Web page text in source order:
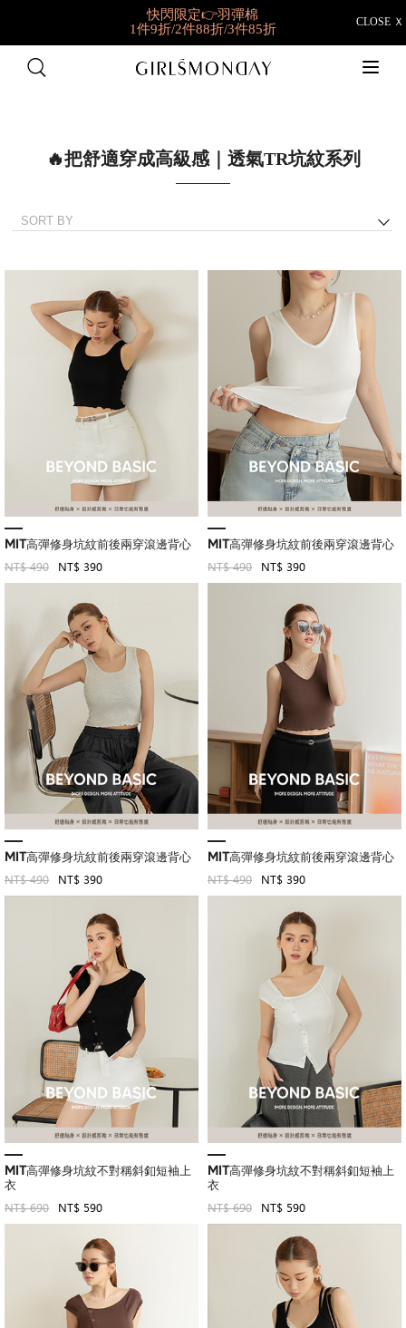
CLOSE Ｘ
快閃限定👉羽彈棉
1件9折/2件88折/3件85折
好穿到想包色
BRATOP任選2件NT698
🔥把舒適穿成高級感｜透氣TR坑紋系列
MIT高彈修身坑紋前後兩穿滾邊背心
NT$ 490 NT$ 390
MIT高彈修身坑紋前後兩穿滾邊背心
NT$ 490 NT$ 390
MIT高彈修身坑紋前後兩穿滾邊背心
NT$ 490 NT$ 390
MIT高彈修身坑紋前後兩穿滾邊背心
NT$ 490 NT$ 390
MIT高彈修身坑紋不對稱斜釦短袖上
衣
NT$ 690 NT$ 590
MIT高彈修身坑紋不對稱斜釦短袖上
衣
NT$ 690 NT$ 590